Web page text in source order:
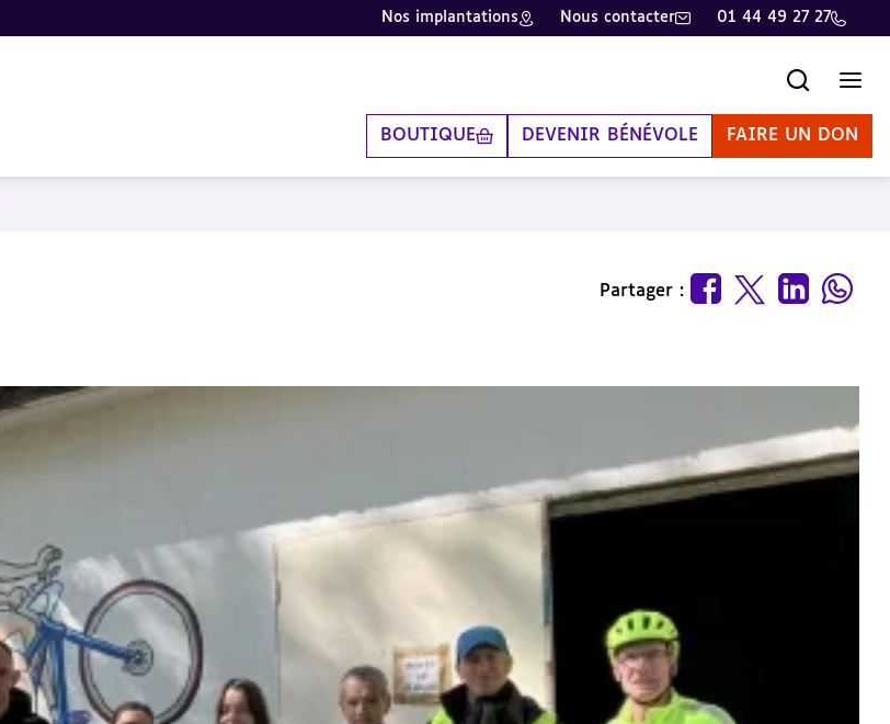
Nos implantations Nous contacter 01 44 49 27 27
BOUTIQUE DEVENIR BÉNÉVOLE FAIRE UN DON
Partager :